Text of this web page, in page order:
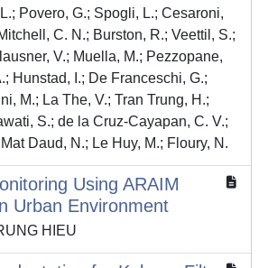
Povero, G.; Spogli, L.; Cesaroni,
C. N.; Burston, R.; Veettil, S.;
V.; Muella, M.; Pezzopane,
Hunstad, I.; De Franceschi, G.;
M.; La The, V.; Tran Trung, H.;
S.; de la Cruz-Cayapan, C. V.;
Daud, N.; Le Huy, M.; Floury, N.
Using ARAIM
Urban Environment
HIEU